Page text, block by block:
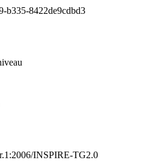
b335-8422de9cdbd3
INSPIRE-TG2.0